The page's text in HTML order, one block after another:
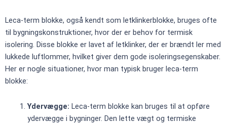
Leca-term blokke, også kendt som letklinkerblokke, bruges ofte
til bygningskonstruktioner, hvor der er behov for termisk
isolering. Disse blokke er lavet af letklinker, der er brændt ler med
lukkede luftlommer, hvilket giver dem gode isoleringsegenskaber.
Her er nogle situationer, hvor man typisk bruger leca-term
blokke:
Ydervægge: Leca-term blokke kan bruges til at opføre
ydervægge i bygninger. Den lette vægt og termiske